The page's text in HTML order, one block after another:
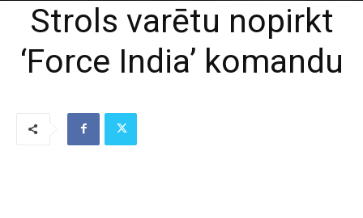
Strols varētu nopirkt
‘Force India’ komandu